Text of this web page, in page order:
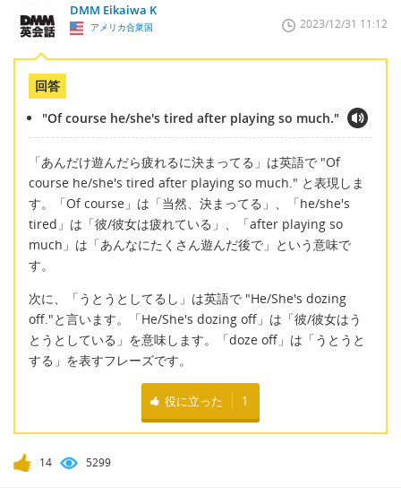
DMM Eikaiwa K
アメリカ合衆国 2023/12/31 11:12
回答
"Of course he/she's tired after playing so much."
「あんだけ遊んだら疲れるに決まってる」は英語で "Of
course he/she's tired after playing so much." と表現しま
す。「Of course」は「当然、決まってる」、「he/she's
tired」は「彼/彼女は疲れている」、「after playing so
much」は「あんなにたくさん遊んだ後で」という意味で
す。
次に、「うとうとしてるし」は英語で "He/She's dozing
off."と言います。「He/She's dozing off」は「彼/彼女はう
とうとしている」を意味します。「doze off」は「うとうと
する」を表すフレーズです。
役に立った 1
14 5299